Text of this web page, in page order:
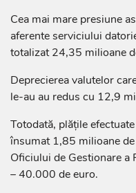
Cea mai mare presiune
aferente serviciului
totalizat 24,35 milioane
Deprecierea valutelor
le-au au redus cu 12,9
Totodată, plățile
însumat 1,85 milioane
Oficiului de Gestionare a
– 40.000 de euro.